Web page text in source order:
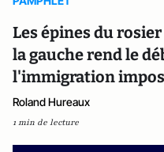
Les épines du
la gauche rend le
l'immigration
Roland Hureaux
1 min de lecture